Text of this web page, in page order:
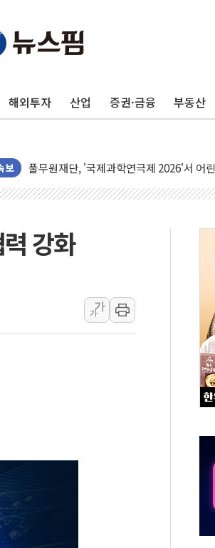
해외투자 산업 증권·금융 부동산
보
'호우·산사태 주의보' 울진 시간당 30mm
현대그린푸드 '텍사스로드하우스' 잠실점,
與 "세제개편안 8월 말 당정 조율 완료…
"AI가 먼저 알아채고 고친다"…LG유플러
삼성전자, 美국립연구소와 영하 30도 극
롯데백화점, 앰배서더 2기 모집…지역 크
한수원 "폭염 속 전력수급 이상무"…김회
박형수 의원 '선관위 견제·감독 강화' 2개
장동혁, 李 대통령에 "결혼 페널티 만든
정부, 독도 조사활동 日 항의에 "수용할
서울 38도 폭염에 온열질환 사망자 2명…
[부고] 이승영(한림제약 이사)씨 모친상
전남광주 남구 한 아파트 난간 붕괴…인명
지역 일자리·생활인구 늘린 주역 찾는다
'상품권 사면 대출 가능' 신종 보이스피
강화
가
가